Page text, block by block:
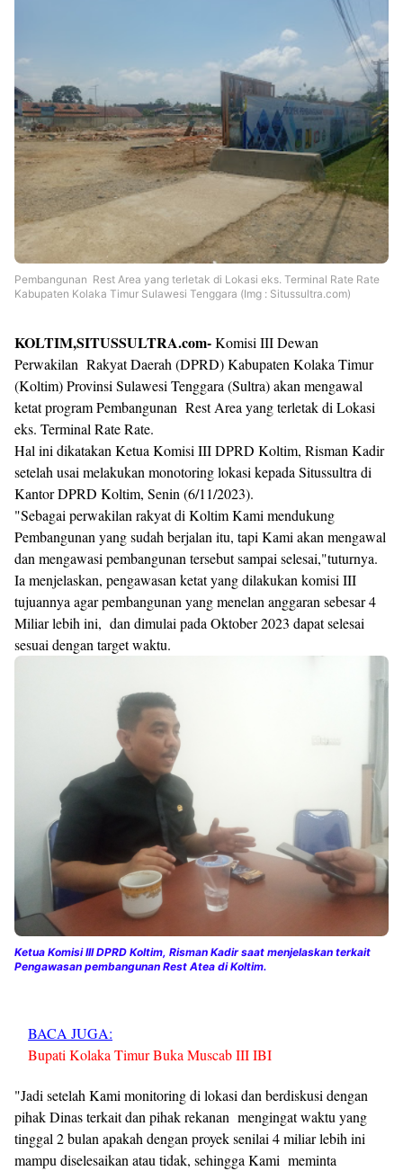
Shroff
Templates
Pembangunan Rest Area yang terletak di Lokasi eks. Terminal Rate Rate
Kabupaten Kolaka Timur Sulawesi Tenggara (Img : Situssultra.com)
KOLTIM,SITUSSULTRA.com-Komisi III Dewan
Perwakilan Rakyat Daerah (DPRD) Kabupaten Kolaka Timur
(Koltim) Provinsi Sulawesi Tenggara (Sultra) akan mengawal
ketat program Pembangunan Rest Area yang terletak di Lokasi
eks. Terminal Rate Rate.
Hal ini dikatakan Ketua Komisi III DPRD Koltim, Risman Kadir
setelah usai melakukan monotoring lokasi kepada Situssultra di
Kantor DPRD Koltim, Senin (6/11/2023).
"Sebagai perwakilan rakyat di Koltim Kami mendukung
Pembangunan yang sudah berjalan itu, tapi Kami akan mengawal
dan mengawasi pembangunan tersebut sampai selesai,"tuturnya.
Ia menjelaskan, pengawasan ketat yang dilakukan komisi III
tujuannya agar pembangunan yang menelan anggaran sebesar 4
Miliar lebih ini, dan dimulai pada Oktober 2023 dapat selesai
sesuai dengan target waktu.
Ketua Komisi III DPRD Koltim, Risman Kadir saat menjelaskan terkait
Pengawasan pembangunan Rest Atea di Koltim.
BACA JUGA:
Bupati Kolaka Timur Buka Muscab III IBI
"Jadi setelah Kami monitoring di lokasi dan berdiskusi dengan
pihak Dinas terkait dan pihak rekanan mengingat waktu yang
tinggal 2 bulan apakah dengan proyek senilai 4 miliar lebih ini
mampu diselesaikan atau tidak, sehingga Kami meminta